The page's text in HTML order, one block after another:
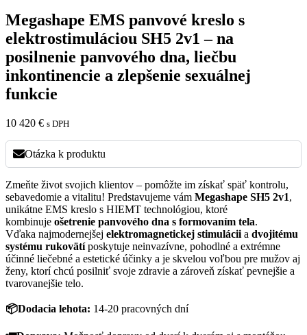
Megashape EMS panvové kreslo s
elektrostimuláciou SH5 2v1 – na
posilnenie panvového dna, liečbu
inkontinencie a zlepšenie sexuálnej
funkcie
10 420 € s DPH
Otázka k produktu
Zmeňte život svojich klientov – pomôžte im získať späť kontrolu,
sebavedomie a vitalitu! Predstavujeme vám Megashape SH5 2v1,
unikátne EMS kreslo s HIEMT technológiou, ktoré
kombinuje ošetrenie panvového dna s formovaním tela.
Vďaka najmodernejšej elektromagnetickej stimulácii a dvojitému
systému rukovätíposkytuje neinvazívne, pohodlné a extrémne
účinné liečebné a estetické účinky a je skvelou voľbou pre mužov aj
ženy, ktorí chcú posilniť svoje zdravie a zároveň získať pevnejšie a
tvarovanejšie telo.
📦Dodacia lehota: 14-20 pracovných dní